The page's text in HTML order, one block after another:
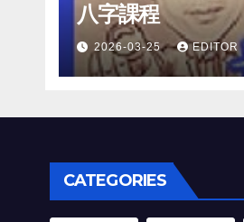
八字課程
2026-03-25 EDITOR
CATEGORIES